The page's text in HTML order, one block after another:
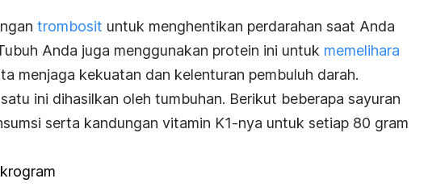
trombosit untuk menghentikan perdarahan saat Anda
Anda juga menggunakan protein ini untuk memelihara
menjaga kekuatan dan kelenturan pembuluh darah.
ini dihasilkan oleh tumbuhan. Berikut beberapa sayuran
serta kandungan vitamin K1-nya untuk setiap 80 gram